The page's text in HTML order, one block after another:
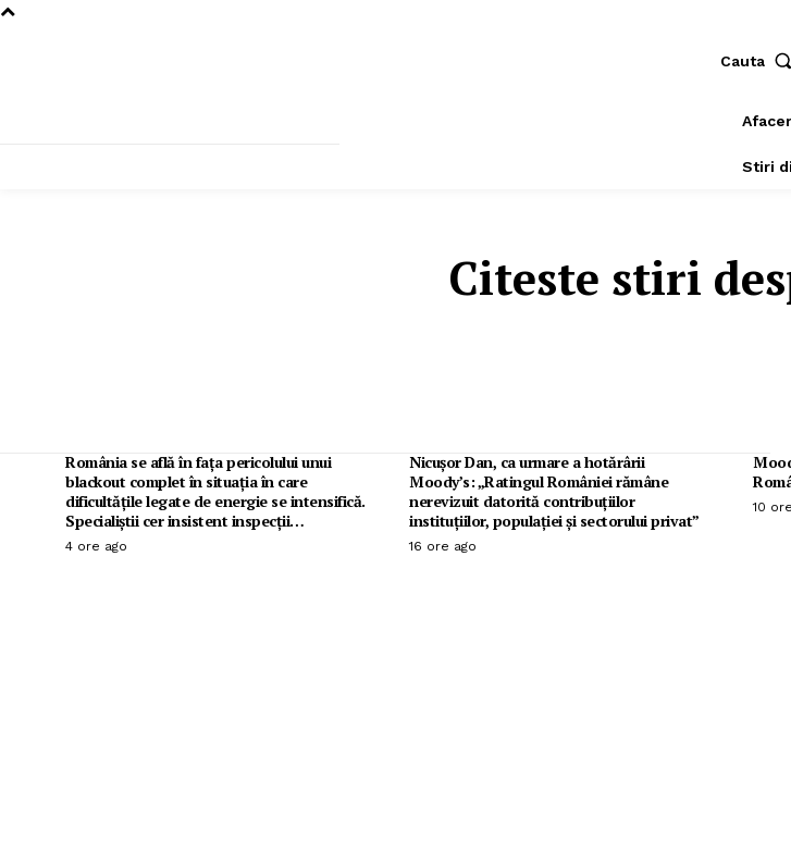
Cauta
Stiri
Citeste stiri
România se află în fața pericolului unui
blackout complet în situația în care
dificultățile legate de energie se intensifică.
Specialiștii cer insistent inspecții…
4 ore ago
Nicușor Dan, ca urmare a hotărârii
Moody’s: „Ratingul României rămâne
nerevizuit datorită contribuțiilor
instituțiilor, populației și sectorului privat”
16 ore ago
10